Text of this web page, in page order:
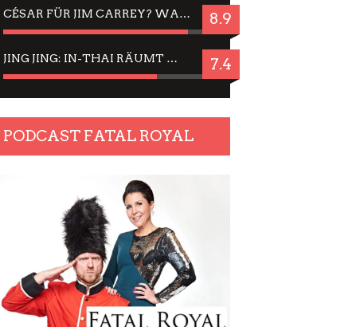
CÉSAR FÜR JIM CARREY? WARUM DAS EINER DER NERVIGSTEN ACTORS IST UND BLEIBT 8.9
JING JING: IN-THAI RÄUMT WIEDER TITEL AB – EIN ZWEI-STUNDEN-ERLEBNISBERICHT 7.4
PODCAST FATAL ROYAL